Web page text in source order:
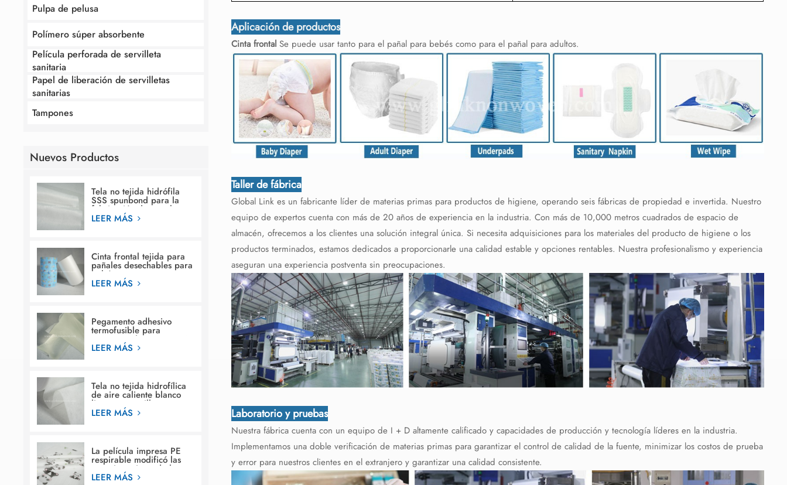
Pulpa de pelusa
Polímero súper absorbente
Película perforada de servilleta
sanitaria
Papel de liberación de servilletas
sanitarias
Tampones
Nuevos Productos
Tela no tejida hidrófila
SSS spunbond para la
fabricación de pañales
para bebés
LEER MÁS
Cinta frontal tejida para
pañales desechables para
bebés.
LEER MÁS
Pegamento adhesivo
termofusible para
estructura de construcción
en pañales para bebés
LEER MÁS
Tela no tejida hidrofílica
de aire caliente blanco
liso para servilleta
sanitaria femenina
LEER MÁS
La película impresa PE
respirable modificó las
materias primas de la
película de la hoja
LEER MÁS
Aplicación de productos
Cinta frontalSe puede usar tanto para el pañal para bebés como para el pañal para adultos.
Taller de fábrica
Global Link es un fabricante líder de materias primas para productos de higiene, operando seis fábricas de propiedad e invertida. Nuestro
equipo de expertos cuenta con más de 20 años de experiencia en la industria. Con más de 10,000 metros cuadrados de espacio de
almacén, ofrecemos a los clientes una solución integral única. Si necesita adquisiciones para los materiales del producto de higiene o los
productos terminados, estamos dedicados a proporcionarle una calidad estable y opciones rentables. Nuestra profesionalismo y experiencia
aseguran una experiencia postventa sin preocupaciones.
Laboratorio y pruebas
Nuestra fábrica cuenta con un equipo de I + D altamente calificado y capacidades de producción y tecnología líderes en la industria.
Implementamos una doble verificación de materias primas para garantizar el control de calidad de la fuente, minimizar los costos de prueba
y error para nuestros clientes en el extranjero y garantizar una calidad consistente.